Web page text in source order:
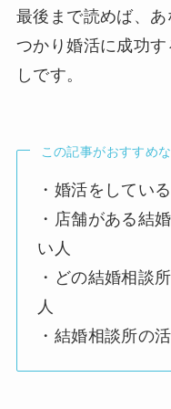
最後まで読めば、
つかり婚活に成功
しです。
この記事がおすすめ
・婚活をしてい
・店舗がある結
い人
・どの結婚相談
人
・結婚相談所の